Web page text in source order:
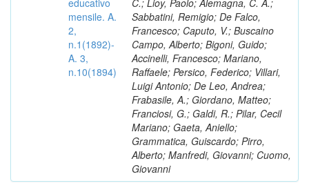
educativo
mensile. A.
2,
n.1(1892)-
A. 3,
n.10(1894)
C.; Lioy, Paolo; Alemagna, C. A.;
Sabbatini, Remigio; De Falco,
Francesco; Caputo, V.; Buscaino
Campo, Alberto; Bigoni, Guido;
Accinelli, Francesco; Mariano,
Raffaele; Persico, Federico; Villari,
Luigi Antonio; De Leo, Andrea;
Frabasile, A.; Giordano, Matteo;
Franciosi, G.; Galdi, R.; Pilar, Cecil
Mariano; Gaeta, Aniello;
Grammatica, Guiscardo; Pirro,
Alberto; Manfredi, Giovanni; Cuomo,
Giovanni